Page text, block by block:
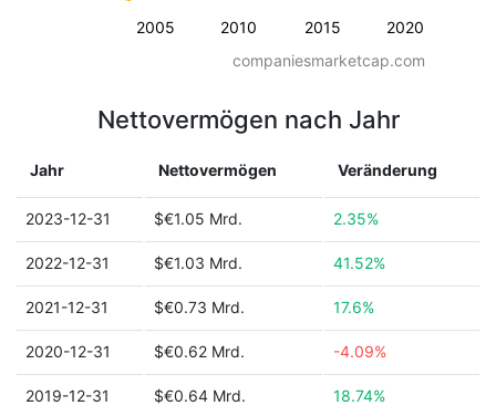
2005 2010 2015 2020
companiesmarketcap.com
Nettovermögen nach Jahr
Jahr Nettovermögen Veränderung
2023-12-31 $€1.05 Mrd. 2.35%
2022-12-31 $€1.03 Mrd. 41.52%
2021-12-31 $€0.73 Mrd. 17.6%
2020-12-31 $€0.62 Mrd. -4.09%
2019-12-31 $€0.64 Mrd. 18.74%